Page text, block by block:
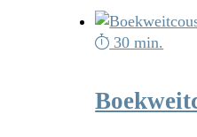
30 min.